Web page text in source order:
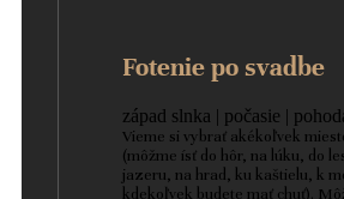
Fotenie po svadbe
západ slnka | počasie |
Vieme si vybrať akékoľvek
(môžme ísť do hôr, na lúku, do
jazeru, na hrad, ku kaštielu, k
kdekoľvek budete mať chuť).